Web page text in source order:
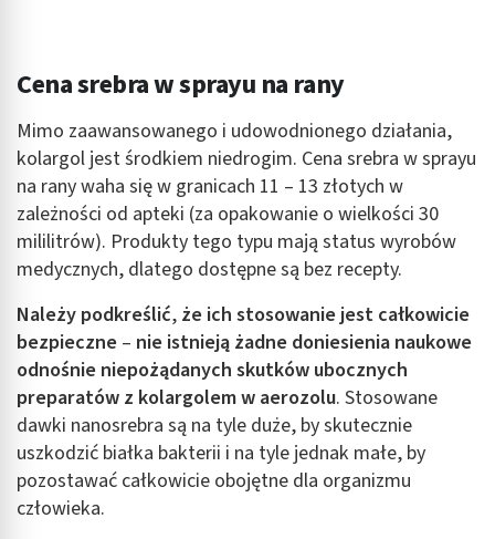
Cena srebra w sprayu na rany
Mimo zaawansowanego i udowodnionego działania,
kolargol jest środkiem niedrogim. Cena srebra w sprayu
na rany waha się w granicach 11 – 13 złotych w
zależności od apteki (za opakowanie o wielkości 30
mililitrów). Produkty tego typu mają status wyrobów
medycznych, dlatego dostępne są bez recepty.
Należy podkreślić, że ich stosowanie jest całkowicie
bezpieczne – nie istnieją żadne doniesienia naukowe
odnośnie niepożądanych skutków ubocznych
preparatów z kolargolem w aerozolu. Stosowane
dawki nanosrebra są na tyle duże, by skutecznie
uszkodzić białka bakterii i na tyle jednak małe, by
pozostawać całkowicie obojętne dla organizmu
człowieka.